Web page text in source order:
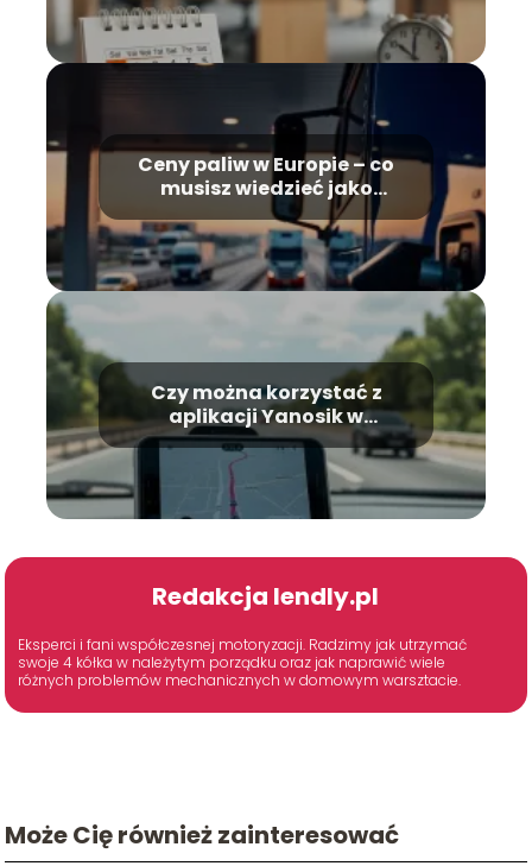
Ceny paliw w Europie – co
musisz wiedzieć jako
zawodowy kierowca
ciężarówki?
Czy można korzystać z
aplikacji Yanosik w
Niemczech?
Redakcja lendly.pl
Eksperci i fani współczesnej motoryzacji. Radzimy jak utrzymać
swoje 4 kółka w należytym porządku oraz jak naprawić wiele
różnych problemów mechanicznych w domowym warsztacie.
Może Cię również zainteresować